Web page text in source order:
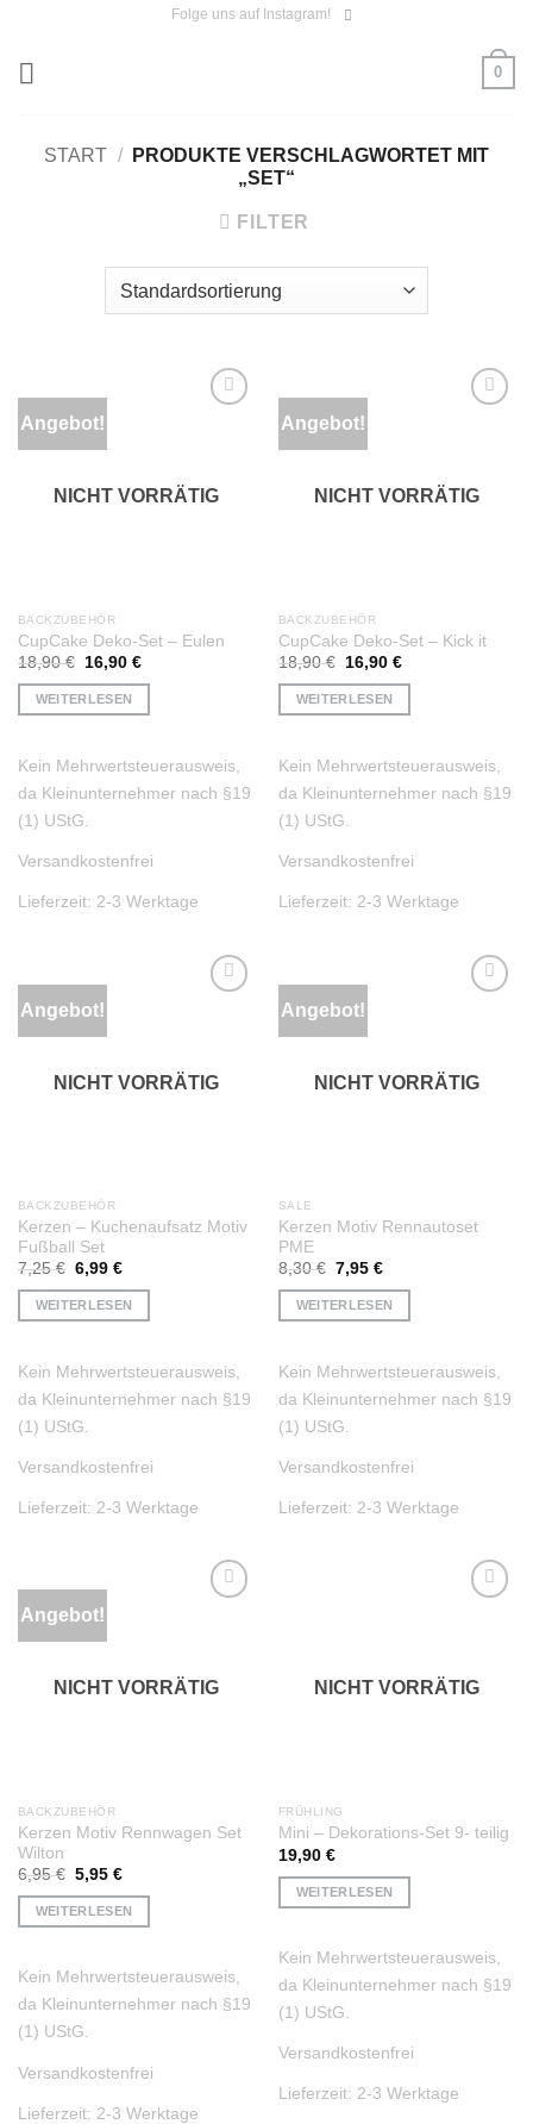
Folge uns auf Instagram!
0
START /
PRODUKTE VERSCHLAGWORTET MIT
„SET“
FILTER
Angebot!
NICHT VORRÄTIG
BACKZUBEHÖR
CupCake Deko-Set – Eulen
18,90€
Ursprünglicher
war:
18,90 €
16,90 €Aktueller
WEITERLESEN
Kein Mehrwertsteuerausweis,
da Kleinunternehmer nach §19
(1) UStG.
Versandkostenfrei
Lieferzeit: 2-3 Werktage
Angebot!
NICHT VORRÄTIG
BACKZUBEHÖR
CupCake Deko-Set – Kick it
18,90€
Ursprünglicher
war:
18,90 €
16,90 €Aktueller
WEITERLESEN
Kein Mehrwertsteuerausweis,
da Kleinunternehmer nach §19
(1) UStG.
Versandkostenfrei
Lieferzeit: 2-3 Werktage
Angebot!
NICHT VORRÄTIG
BACKZUBEHÖR
Kerzen – Kuchenaufsatz Motiv
Fußball Set
7,25€ Ursprünglicher
war:
7,25 €
6,99 €Aktueller
ist:
6,99 €.
WEITERLESEN
Kein Mehrwertsteuerausweis,
da Kleinunternehmer nach §19
(1) UStG.
Versandkostenfrei
Lieferzeit: 2-3 Werktage
Angebot!
NICHT VORRÄTIG
SALE
Kerzen Motiv Rennautoset
PME
8,30€ Ursprünglicher
war:
8,30 €
7,95 €Aktueller
ist:
7,95 €.
WEITERLESEN
Kein Mehrwertsteuerausweis,
da Kleinunternehmer nach §19
(1) UStG.
Versandkostenfrei
Lieferzeit: 2-3 Werktage
Angebot!
NICHT VORRÄTIG
BACKZUBEHÖR
Kerzen Motiv Rennwagen Set
Wilton
6,95€ Ursprünglicher
war:
6,95 €
5,95 €Aktueller
ist:
5,95 €.
WEITERLESEN
Kein Mehrwertsteuerausweis,
da Kleinunternehmer nach §19
(1) UStG.
Versandkostenfrei
Lieferzeit: 2-3 Werktage
NICHT VORRÄTIG
FRÜHLING
Mini – Dekorations-Set 9- teilig
19,90 €
WEITERLESEN
Kein Mehrwertsteuerausweis,
da Kleinunternehmer nach §19
(1) UStG.
Versandkostenfrei
Lieferzeit: 2-3 Werktage